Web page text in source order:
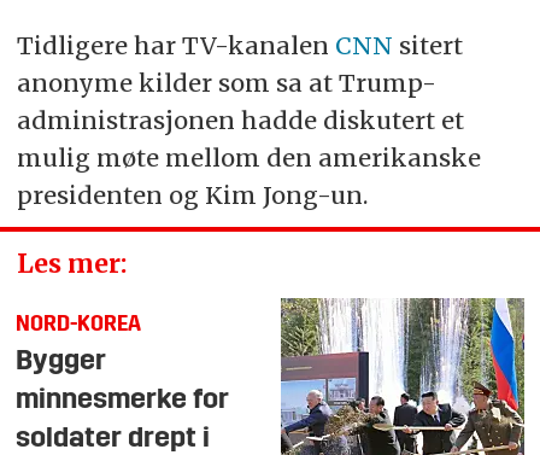
Tidligere har TV-kanalen CNN sitert
anonyme kilder som sa at Trump-
administrasjonen hadde diskutert et
mulig møte mellom den amerikanske
presidenten og Kim Jong-un.
Les mer:
NORD-KOREA
Bygger
minnesmerke for
soldater drept i